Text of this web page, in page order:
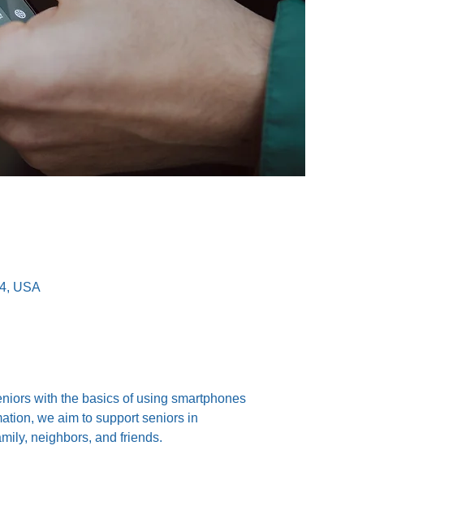
USA
with the basics of using smartphones
we aim to support seniors in
neighbors, and friends.